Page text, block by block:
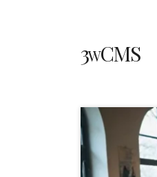
3wCMS